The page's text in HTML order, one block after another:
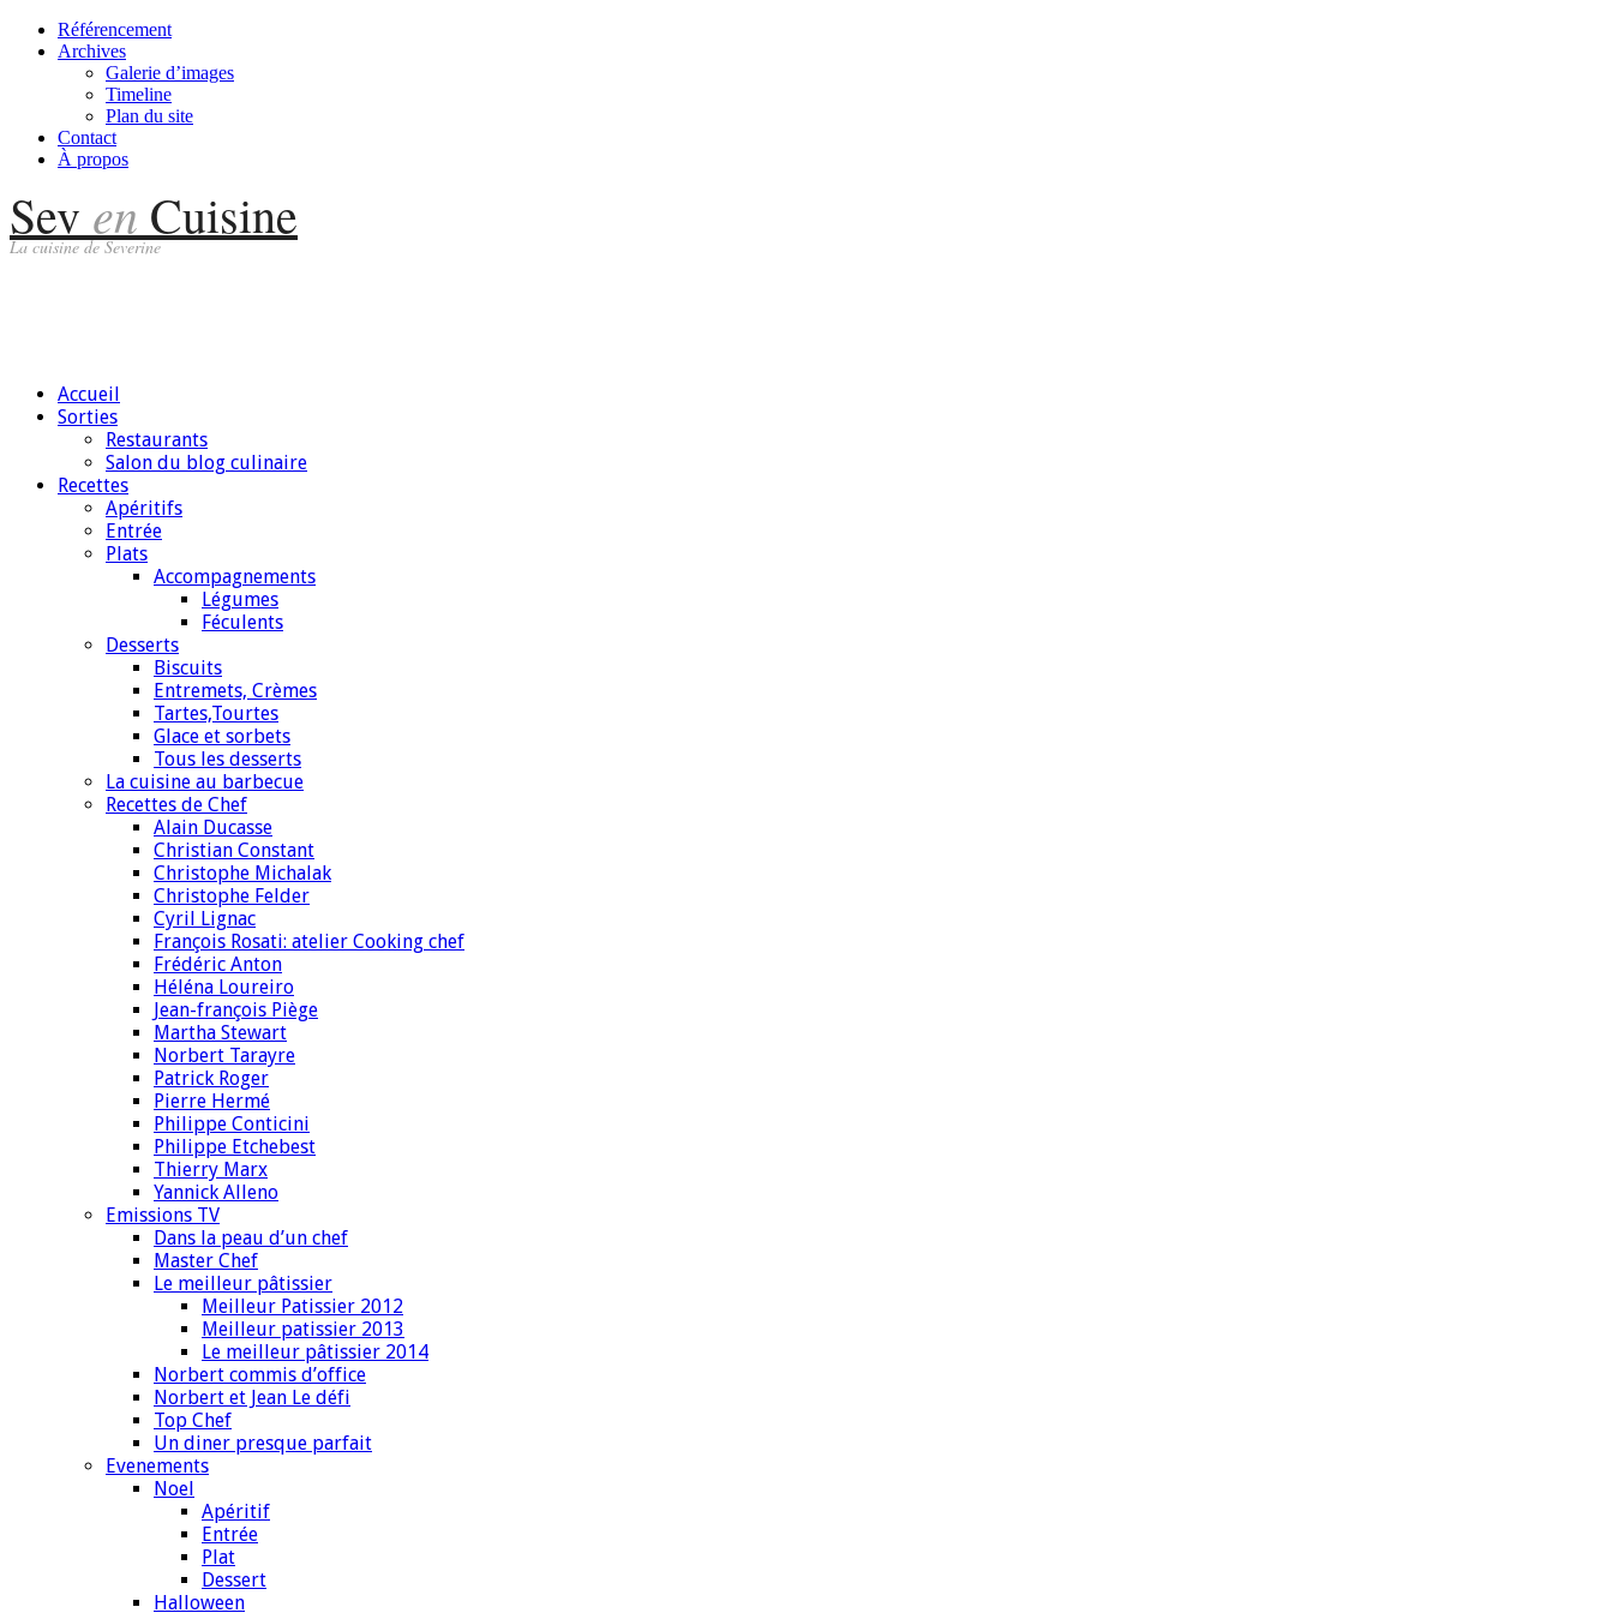
Référencement
Archives
Galerie d’images
Timeline
Plan du site
Contact
À propos
Sev en Cuisine
La cuisine de Severine
Accueil
Sorties
Restaurants
Salon du blog culinaire
Recettes
Apéritifs
Entrée
Plats
Accompagnements
Légumes
Féculents
Desserts
Biscuits
Entremets, Crèmes
Tartes,Tourtes
Glace et sorbets
Tous les desserts
La cuisine au barbecue
Recettes de Chef
Alain Ducasse
Christian Constant
Christophe Michalak
Christophe Felder
Cyril Lignac
François Rosati: atelier Cooking chef
Frédéric Anton
Héléna Loureiro
Jean-françois Piège
Martha Stewart
Norbert Tarayre
Patrick Roger
Pierre Hermé
Philippe Conticini
Philippe Etchebest
Thierry Marx
Yannick Alleno
Emissions TV
Dans la peau d’un chef
Master Chef
Le meilleur pâtissier
Meilleur Patissier 2012
Meilleur patissier 2013
Le meilleur pâtissier 2014
Norbert commis d’office
Norbert et Jean Le défi
Top Chef
Un diner presque parfait
Evenements
Noel
Apéritif
Entrée
Plat
Dessert
Halloween